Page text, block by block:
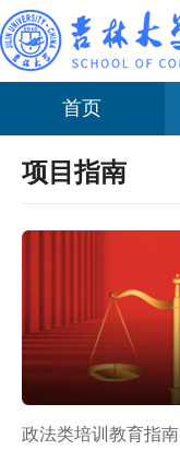
首页
项目指南
政法类培训教育指南